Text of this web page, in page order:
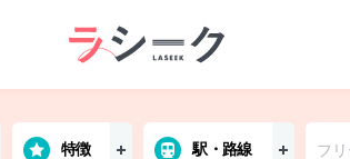
特徴 駅・路線